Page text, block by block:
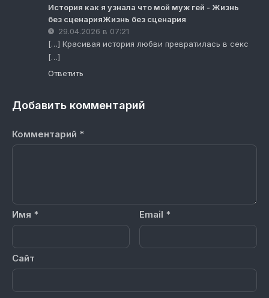
История как я узнала что мой муж гей - Жизнь
без сценарияЖизнь без сценария
29.04.2026 в 07:21
[…] Красивая история любви превратилась в секс
[…]
Ответить
Добавить комментарий
Комментарий *
Имя * Email *
Сайт